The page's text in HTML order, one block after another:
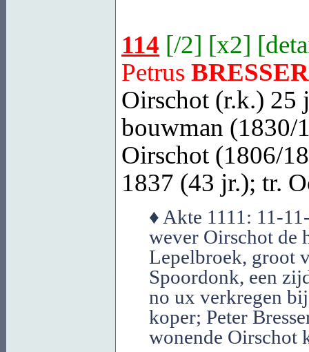
114 [/2] [x2] [
Petrus
Oirschot (r.k.) 25
bouwman (1830/
Oirschot (1806/
1837 (43 jr.); tr.
♦ Akte 1111: 11-
wever Oirschot de
Lepelbroek, groot
Spoordonk, een
no ux verkregen
koper; Peter
wonende Oirschot